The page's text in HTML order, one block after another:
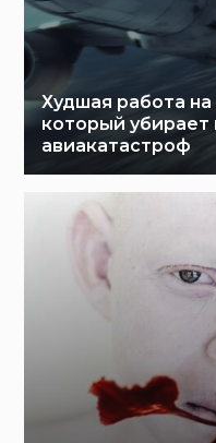
Худшая работа
который убирает
авиакатастроф